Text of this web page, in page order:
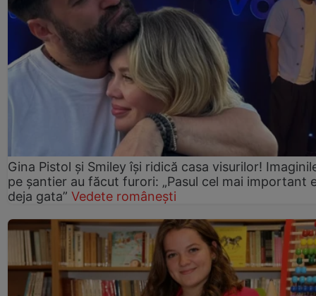
Gina Pistol și Smiley își ridică casa visurilor!
pe șantier au făcut furori: „Pasul cel mai important
deja gata” Vedete românești